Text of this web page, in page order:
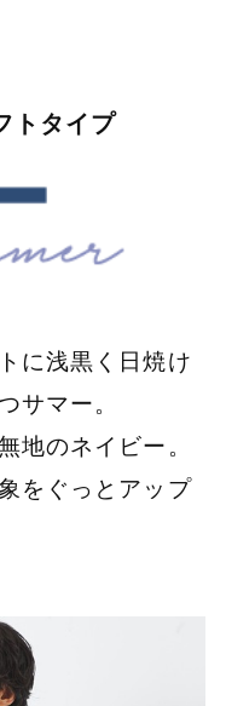
トタイプ
に浅黒く日焼け
サマー。
地のネイビー。
をぐっとアップ